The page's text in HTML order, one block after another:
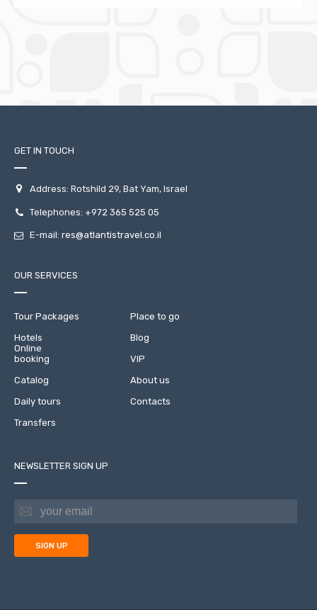
GET IN TOUCH
Address: Rotshild 29, Bat Yam, Israel
Telephones: +972 365 525 05
E-mail: res@atlantistravel.co.il
OUR SERVICES
Tour Packages
Hotels
Online
booking
Catalog
Daily tours
Transfers
Place to go
Blog
VIP
About us
Contacts
NEWSLETTER SIGN UP
SIGN UP